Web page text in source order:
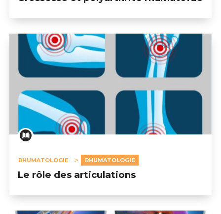
RHUMATOLOGIE RHUMATOLOGIE
Le rôle des articulations